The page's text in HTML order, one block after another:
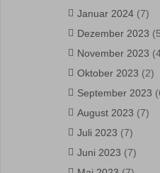
Januar 2024 (7)
Dezember 2023
November 2023
Oktober 2023 (2)
September 2023
August 2023 (7)
Juli 2023 (7)
Juni 2023 (7)